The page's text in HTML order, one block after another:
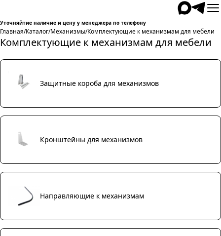
Уточняйтие наличие и цену у менеджера по телефону
Главная/Каталог/Механизмы/Комплектующие к механизмам для мебели
Комплектующие к механизмам для мебели
Защитные короба для механизмов
Кронштейны для механизмов
Направляющие к механизмам